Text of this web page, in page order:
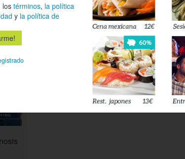
lostérminos, la política
y la política de